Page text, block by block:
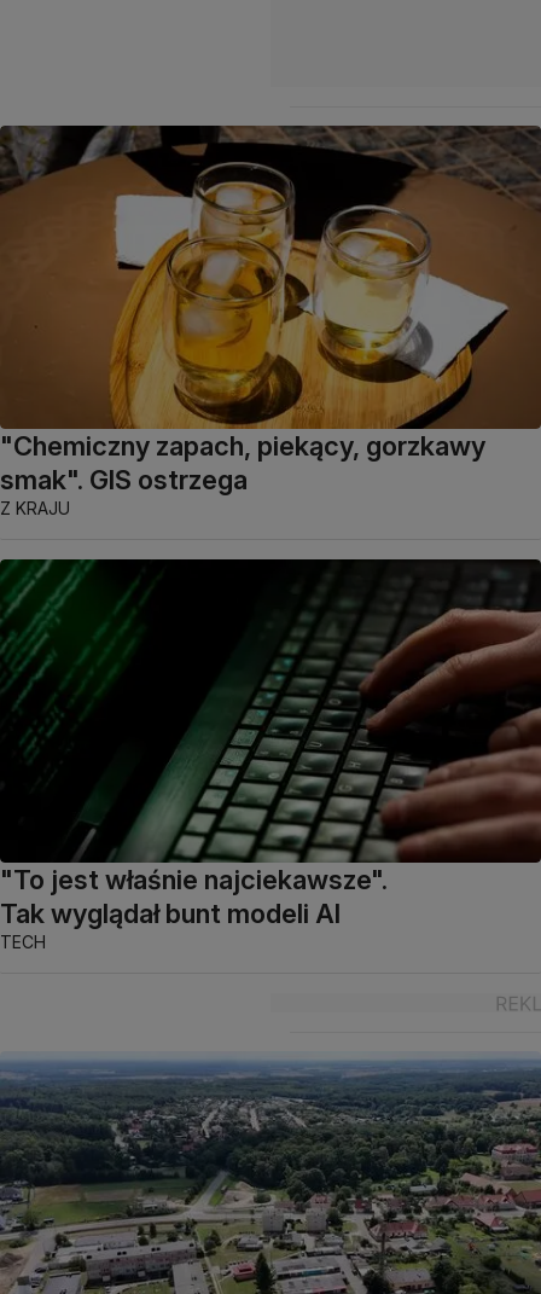
"Chemiczny zapach, piekący, gorzkawy
smak". GIS ostrzega
Z KRAJU
"To jest właśnie najciekawsze".
Tak wyglądał bunt modeli AI
TECH